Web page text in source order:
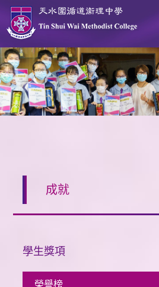
成就
學生獎項
榮譽榜